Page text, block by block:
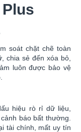
soát chặt chẽ toàn
chia sẻ đến xóa bỏ,
luôn được bảo vệ
hiệu rò rỉ dữ liệu,
báo bất thường.
tài chính, mất uy tín